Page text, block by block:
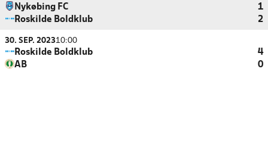
Nykøbing FC
1
Roskilde Boldklub
2
30. SEP. 202310:00
Roskilde Boldklub
4
AB
0